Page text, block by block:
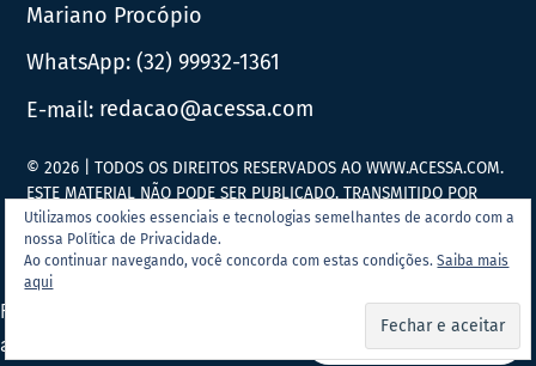
Mariano Procópio
WhatsApp:(32) 99932-1361
E-mail: redacao@acessa.com
Utilizamos cookies essenciais e tecnologias semelhantes de acordo com a
nossa Política de Privacidade.
Ao continuar navegando, você concorda com estas condições.Saiba mais
aqui
© 2026 | TODOS OS DIREITOS RESERVADOS AO WWW.ACESSA.COM.
ESTE MATERIAL NÃO PODE SER PUBLICADO, TRANSMITIDO POR
BROADCAST, REESCRITO OU REDISTRIBUÍDO SEM PRÉVIA
AUTORIZAÇÃO.
Portal Acessa.com é
associado ao